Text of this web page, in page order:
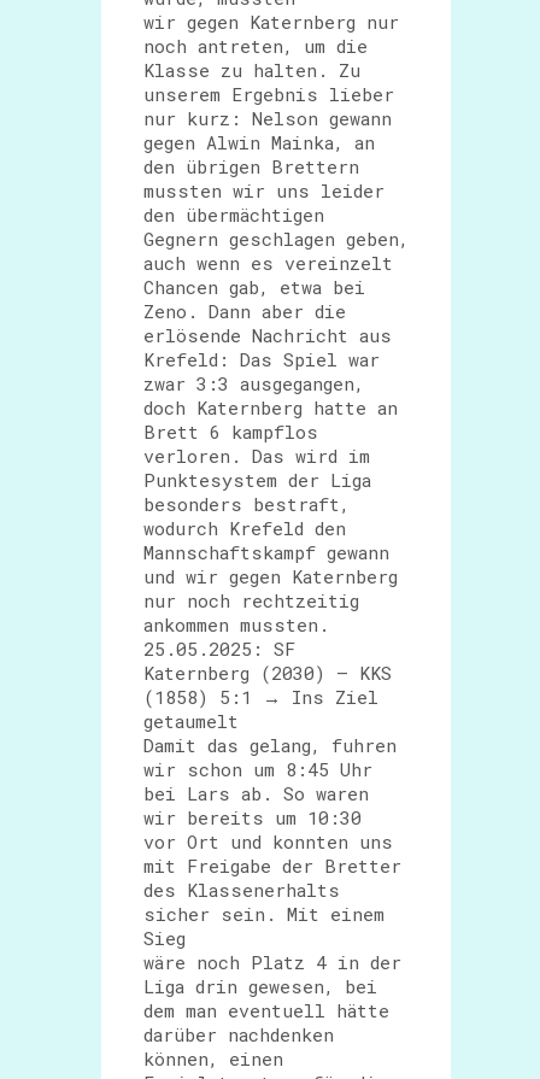
wir gegen Katernberg nur
noch antreten, um die
Klasse zu halten. Zu
unserem Ergebnis lieber
nur kurz: Nelson gewann
gegen Alwin Mainka, an
den übrigen Brettern
mussten wir uns leider
den übermächtigen
Gegnern geschlagen geben,
auch wenn es vereinzelt
Chancen gab, etwa bei
Zeno. Dann aber die
erlösende Nachricht aus
Krefeld: Das Spiel war
zwar 3:3 ausgegangen,
doch Katernberg hatte an
Brett 6 kampflos
verloren. Das wird im
Punktesystem der Liga
besonders bestraft,
wodurch Krefeld den
Mannschaftskampf gewann
und wir gegen Katernberg
nur noch rechtzeitig
ankommen mussten.
25.05.2025: SF
Katernberg (2030) – KKS
(1858) 5:1 → Ins Ziel
getaumelt
Damit das gelang, fuhren
wir schon um 8:45 Uhr
bei Lars ab. So waren
wir bereits um 10:30
vor Ort und konnten uns
mit Freigabe der Bretter
des Klassenerhalts
sicher sein. Mit einem
Sieg
wäre noch Platz 4 in der
Liga drin gewesen, bei
dem man eventuell hätte
darüber nachdenken
können, einen